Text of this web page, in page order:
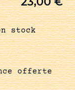
stock
offerte